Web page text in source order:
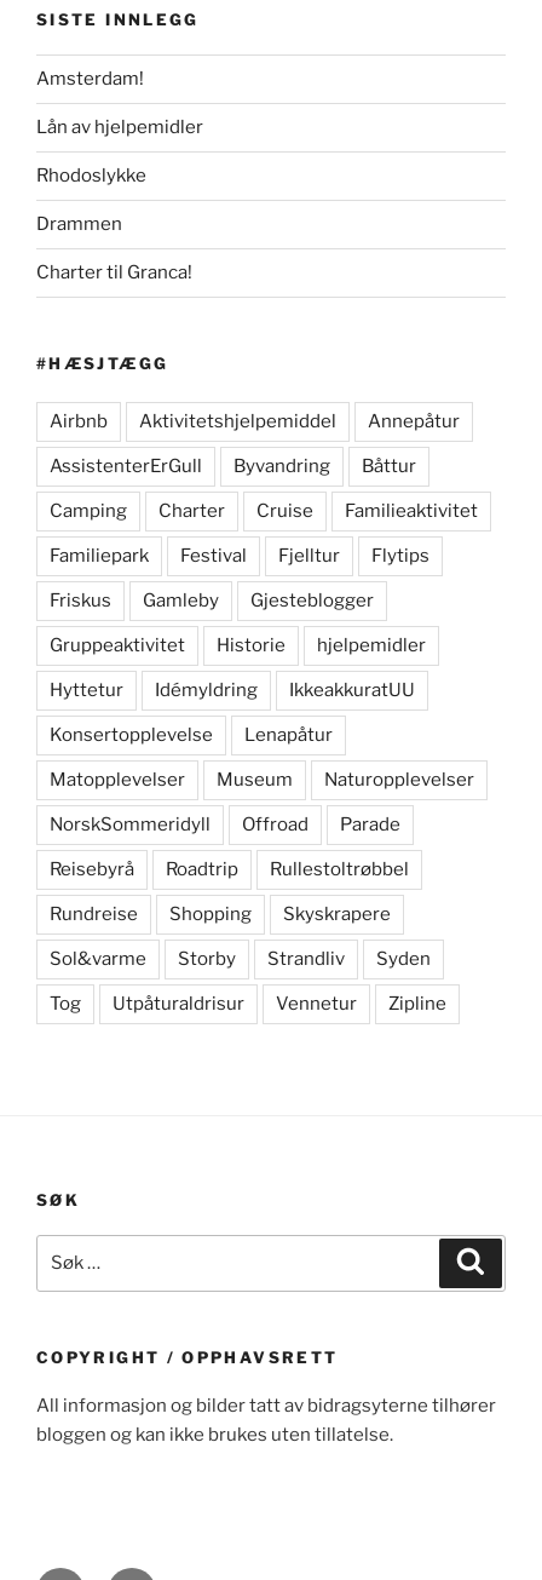
SISTE INNLEGG
Amsterdam!
Lån av hjelpemidler
Rhodoslykke
Drammen
Charter til Granca!
#HÆSJTÆGG
Airbnb Aktivitetshjelpemiddel Annepåtur
AssistenterErGull Byvandring Båttur
Camping Charter Cruise Familieaktivitet
Familiepark Festival Fjelltur Flytips
Friskus Gamleby Gjesteblogger
Gruppeaktivitet Historie hjelpemidler
Hyttetur Idémyldring IkkeakkuratUU
Konsertopplevelse Lenapåtur
Matopplevelser Museum Naturopplevelser
NorskSommeridyll Offroad Parade
Reisebyrå Roadtrip Rullestoltrøbbel
Rundreise Shopping Skyskrapere
Sol&varme Storby Strandliv Syden
Tog Utpåturaldrisur Vennetur Zipline
SØK
etter:
COPYRIGHT / OPPHAVSRETT
All informasjon og bilder tatt av bidragsyterne tilhører
bloggen og kan ikke brukes uten tillatelse.